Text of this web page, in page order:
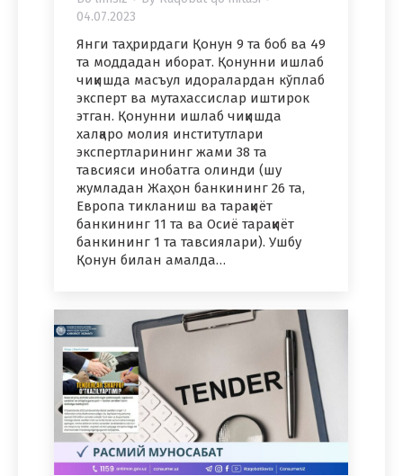
04.07.2023
Янги таҳрирдаги Қонун 9 та боб ва 49
та моддадан иборат. Қонунни ишлаб
чиқишда масъул идоралардан кўплаб
эксперт ва мутахассислар иштирок
этган. Қонунни ишлаб чиқишда
халқаро молия институтлари
экспертларининг жами 38 та
тавсияси инобатга олинди (шу
жумладан Жаҳон банкининг 26 та,
Европа тикланиш ва тараққиёт
банкининг 11 та ва Осиё тараққиёт
банкининг 1 та тавсиялари). Ушбу
Қонун билан амалда…